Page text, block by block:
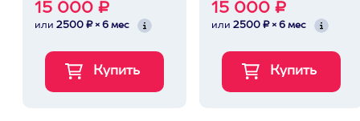
15 000 ₽
или 2500 ₽ × 6 мес
15 000 ₽
или 2500 ₽ × 6 мес